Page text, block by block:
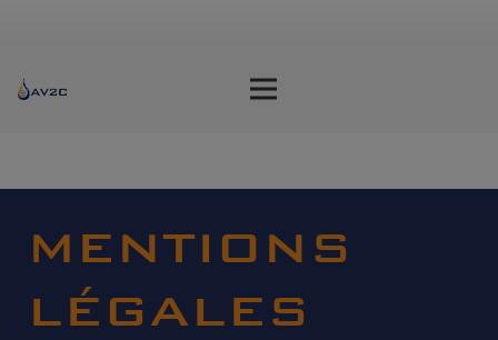
MENTIONS
LÉGALES